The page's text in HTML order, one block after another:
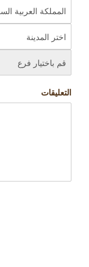
التعليقات